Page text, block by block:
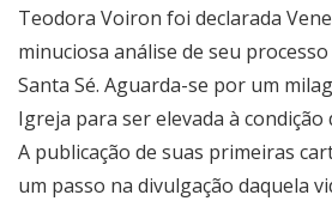
Teodora Voiron foi declarada
minuciosa análise de seu
Santa Sé. Aguarda-se por um
Igreja para ser elevada à condição
A publicação de suas primeiras
um passo na divulgação daquela